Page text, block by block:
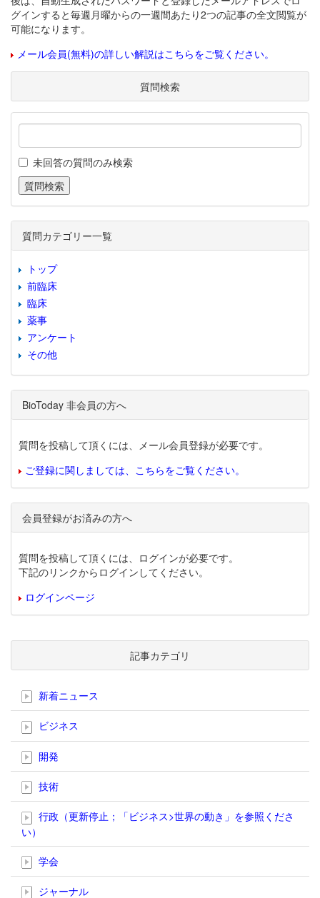
グインすると毎週月曜からの一週間あたり2つの記事の全文閲覧が
可能になります。
メール会員(無料)の詳しい解説はこちらをご覧ください。
質問検索
未回答の質問のみ検索
質問カテゴリー一覧
トップ
前臨床
臨床
薬事
アンケート
その他
BioToday 非会員の方へ
質問を投稿して頂くには、メール会員登録が必要です。
ご登録に関しましては、こちらをご覧ください。
会員登録がお済みの方へ
質問を投稿して頂くには、ログインが必要です。
下記のリンクからログインしてください。
ログインページ
記事カテゴリ
新着ニュース
ビジネス
開発
技術
行政（更新停止；「ビジネス>世界の動き」を参照くださ
い）
学会
ジャーナル